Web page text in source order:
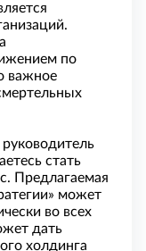
по
важное
стать
Предлагаемая
может
во всех
дать
холдинга